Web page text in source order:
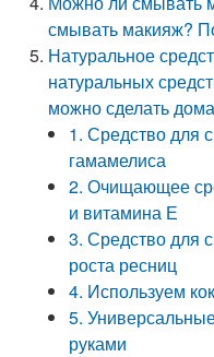
смывать макияж?
Натуральное
натуральных
можно сделать
1. Средство для
гамамелиса
2. Очищающее
и витамина Е
3. Средство для
роста ресниц
4. Используем
5.
руками